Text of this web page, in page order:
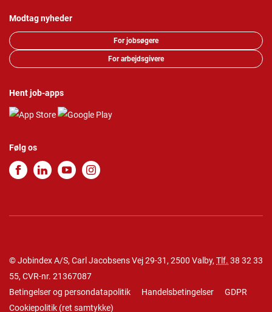
Modtag nyheder
For jobsøgere
For arbejdsgivere
Hent job-apps
Følg os
© Jobindex A/S, Carl Jacobsens Vej 29-31, 2500 Valby, Tlf. 38 32 33
55, CVR-nr. 21367087
Betingelser og persondatapolitik
Handelsbetingelser
GDPR
Cookiepolitik (ret samtykke)